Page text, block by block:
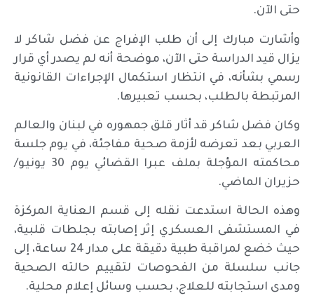
حتى الآن.
وأشارت مبارك إلى أن طلب الإفراج عن فضل شاكر لا
يزال قيد الدراسة حتى الآن، موضحة أنه لم يصدر أي قرار
رسمي بشأنه، في انتظار استكمال الإجراءات القانونية
المرتبطة بالطلب، بحسب تعبيرها.
وكان فضل شاكر قد أثار قلق جمهوره في لبنان والعالم
العربي بعد تعرضه لأزمة صحية مفاجئة، في يوم جلسة
محاكمته المؤجلة بملف عبرا القضائي يوم 30 يونيو/
حزيران الماضي.
وهذه الحالة استدعت نقله إلى قسم العناية المركزة
في المستشفى العسكري إثر إصابته بجلطات قلبية،
حيث خضع لمراقبة طبية دقيقة على مدار 24 ساعة، إلى
جانب سلسلة من الفحوصات لتقييم حالته الصحية
ومدى استجابته للعلاج، بحسب وسائل إعلام محلية.